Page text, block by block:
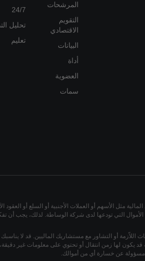
المرشحات
التقويم
الاقتصادي
البيانات
أداة
العضوية
سمات
24/7
تحليل
تعليم
مثل الأسهم أو العملات الأجنبية أو السلع أو العقود
التي تودعها لدى شركة الوساطة. لذلك، يجب أن
اللاّزمة أو التشاور مع مستشاريك الماليين. قد لا
قد يكون لها زمن انتقال أو تحتوي على معلومات غير
مسؤولة عن خسارة أي من أموالك.